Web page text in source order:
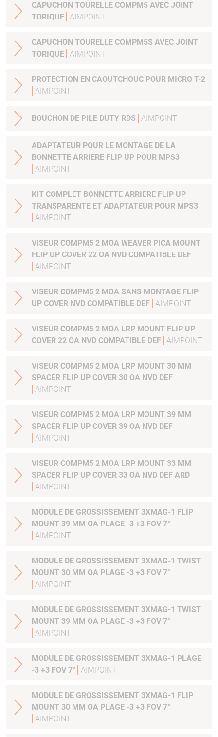
CAPUCHON TOURELLE COMPM5 AVEC JOINT
TORIQUE AIMPOINT
CAPUCHON TOURELLE COMPM5S AVEC JOINT
TORIQUE AIMPOINT
PROTECTION EN CAOUTCHOUC POUR MICRO T-2
AIMPOINT
BOUCHON DE PILE DUTY RDS AIMPOINT
ADAPTATEUR POUR LE MONTAGE DE LA
BONNETTE ARRIERE FLIP UP POUR MPS3
AIMPOINT
KIT COMPLET BONNETTE ARRIERE FLIP UP
TRANSPARENTE ET ADAPTATEUR POUR MPS3
AIMPOINT
VISEUR COMPM5 2 MOA WEAVER PICA MOUNT
FLIP UP COVER 22 OA NVD COMPATIBLE DEF
AIMPOINT
VISEUR COMPM5 2 MOA SANS MONTAGE FLIP
UP COVER NVD COMPATIBLE DEF AIMPOINT
VISEUR COMPM5 2 MOA LRP MOUNT FLIP UP
COVER 22 OA NVD COMPATIBLE DEF AIMPOINT
VISEUR COMPM5 2 MOA LRP MOUNT 30 MM
SPACER FLIP UP COVER 30 OA NVD DEF
AIMPOINT
VISEUR COMPM5 2 MOA LRP MOUNT 39 MM
SPACER FLIP UP COVER 39 OA NVD DEF
AIMPOINT
VISEUR COMPM5 2 MOA LRP MOUNT 33 MM
SPACER FLIP UP COVER 33 OA NVD DEF ARD
AIMPOINT
MODULE DE GROSSISSEMENT 3XMAG-1 FLIP
MOUNT 39 MM OA PLAGE -3 +3 FOV 7°
AIMPOINT
MODULE DE GROSSISSEMENT 3XMAG-1 TWIST
MOUNT 30 MM OA PLAGE -3 +3 FOV 7°
AIMPOINT
MODULE DE GROSSISSEMENT 3XMAG-1 TWIST
MOUNT 39 MM OA PLAGE -3 +3 FOV 7°
AIMPOINT
MODULE DE GROSSISSEMENT 3XMAG-1 PLAGE
-3 +3 FOV 7°
AIMPOINT
MODULE DE GROSSISSEMENT 3XMAG-1 FLIP
MOUNT 30 MM OA PLAGE -3 +3 FOV 7°
AIMPOINT